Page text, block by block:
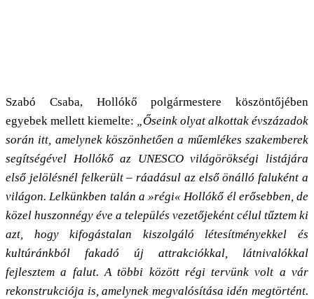
Szabó Csaba, Hollókő polgármestere köszöntőjében
egyebek mellett kiemelte: „Őseink olyat alkottak évszázadok
során itt, amelynek köszönhetően a műemlékes szakemberek
segítségével Hollókő az UNESCO világörökségi listájára
első jelölésnél felkerült – ráadásul az első önálló faluként a
világon. Lelkünkben talán a »régi« Hollókő él erősebben, de
közel huszonnégy éve a település vezetőjeként célul tűztem ki
azt, hogy kifogástalan kiszolgáló létesítményekkel és
kultúránkból fakadó új attrakciókkal, látnivalókkal
fejlesztem a falut. A többi között régi tervünk volt a vár
rekonstrukciója is, amelynek megvalósítása idén megtörtént.